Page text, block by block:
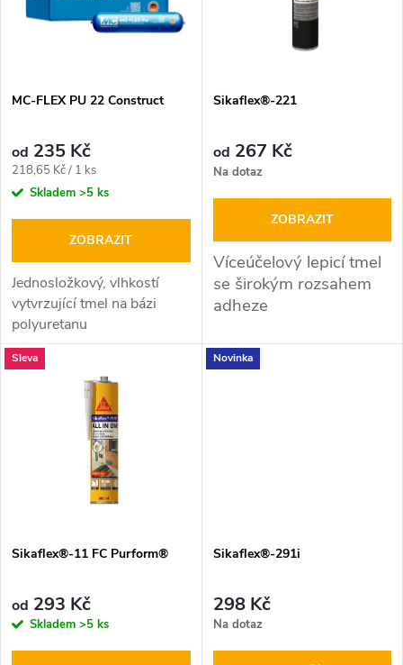
n
p
r
o
d
u
k
t
s
p
r
o
d
u
k
MC-FLEX PU 22 Construct
od 235 Kč
Měrná
cena:
218,65 Kč / 1 ks
Skladem >5 ks
ZOBRAZIT
Jednosložkový, vlhkostí
vytvrzující tmel na bázi
polyuretanu
Sikaflex®-221
od 267 Kč
Na dotaz
ZOBRAZIT
Víceúčelový lepicí tmel
se širokým rozsahem
adheze
Sleva
Sikaflex®-11 FC Purform®
od 293 Kč
Skladem >5 ks
Novinka
Sikaflex®-291i
298 Kč
Na dotaz